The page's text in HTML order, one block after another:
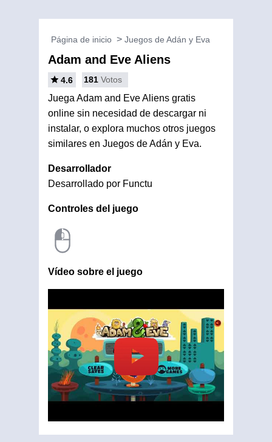
Página de inicio Juegos de Adán y Eva
Adam and Eve Aliens
4.6 181 Votos
Juega Adam and Eve Aliens gratis
online sin necesidad de descargar ni
instalar, o explora muchos otros juegos
similares en Juegos de Adán y Eva.
Desarrollador
Desarrollado por Functu
Controles del juego
Vídeo sobre el juego